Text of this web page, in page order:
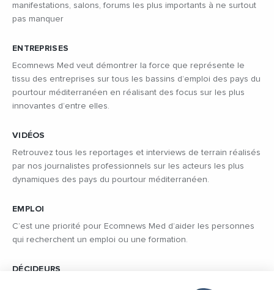
manifestations, salons, forums les plus importants à ne surtout
pas manquer
ENTREPRISES
Ecomnews Med veut démontrer la force que représente le
tissu des entreprises sur tous les bassins d’emploi des pays du
pourtour méditerranéen en réalisant des focus sur les plus
innovantes d’entre elles.
VIDÉOS
Retrouvez tous les reportages et interviews de terrain réalisés
par nos journalistes professionnels sur les acteurs les plus
dynamiques des pays du pourtour méditerranéen.
EMPLOI
C’est une priorité pour Ecomnews Med d’aider les personnes
qui recherchent un emploi ou une formation.
DÉCIDEURS